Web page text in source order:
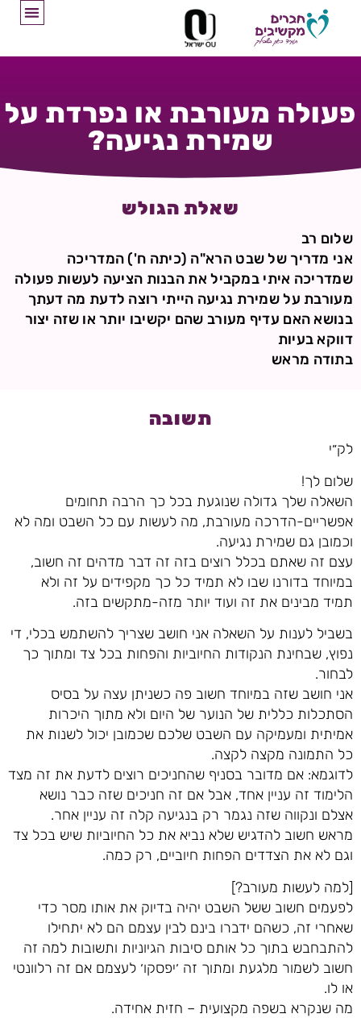
פעולה מעורבת או נפרדת על
שמירת נגיעה?
שאלת הגולש
שלום רב
אני מדריך של שבט הרא"ה (כיתה ח') המדריכה
שמדריכה איתי במקביל את הבנות הציעה לעשות פעולה
מעורבת על שמירת נגיעה הייתי רוצה לדעת מה דעתך
בנושא האם עדיף מעורב שהם יקשיבו יותר או שזה יצור
דווקא בעיות
בתודה מראש
תשובה
לק״י
שלום לך!
השאלה שלך גדולה שנוגעת בכל כך הרבה תחומים
אפשריים-הדרכה מעורבת, מה לעשות עם כל השבט ומה לא
וכמובן גם שמירת נגיעה.
עצם זה שאתם בכלל רוצים בזה זה דבר מדהים זה חשוב,
במיוחד בדורנו שבו לא תמיד כל כך מקפידים על זה ולא
תמיד מבינים את זה ועוד יותר מזה-מתקשים בזה.
בשביל לענות על השאלה אני חושב שצריך להשתמש בכלי, די
נפוץ, שבחינת הנקודות החיוביות והפחות בכל צד ומתוך כך
לבחור.
אני חושב שזה במיוחד חשוב פה כשניתן עצה על בסיס
הסתכלות כללית של הנוער של היום ולא מתוך היכרות
אמיתית ומעמיקה עם השבט שלכם שכמובן יכול לשנות את
כל התמונה מקצה לקצה.
לדוגמא: אם מדובר בסניף שהחניכים רוצים לדעת את זה מצד
הלימוד זה עניין אחד, אבל אם זה חניכים שזה כבר נושא
אצלם ונקווה שזה נגמר רק בנגיעה קלה זה עניין אחר.
מראש חשוב להדגיש שלא נביא את כל החיוביות שיש בכל צד
וגם לא את הצדדים הפחות חיוביים, רק כמה.
[למה לעשות מעורב?]
לפעמים חשוב ששל השבט יהיה בדיוק את אותו מסר כדי
שאחרי זה, כשהם ידברו בינם לבין עצמם הם לא יתחילו
להתבחבש בתוך כל אותם סיבות הגיוניות ותשובות למה זה
חשוב לשמור מלגעת ומתוך זה ׳יפסקו׳ לעצמם אם זה רלוונטי
או לו.
מה שנקרא בשפה מקצועית – חזית אחידה.